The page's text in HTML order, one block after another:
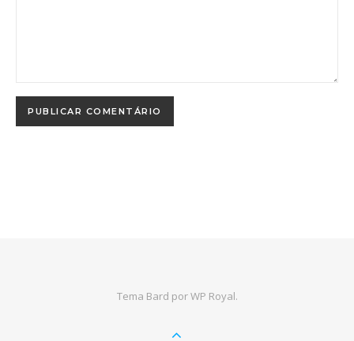
Tema Bard porWP Royal.